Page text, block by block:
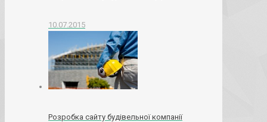
10.07.2015
Розробка сайту будівельної компанії